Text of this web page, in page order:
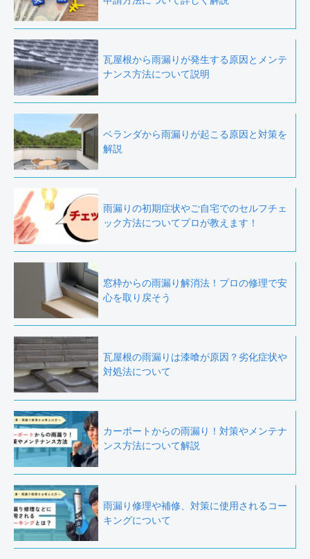
瓦屋根から雨漏りが発生する原因とメンテ
ナンス方法について説明
ベランダから雨漏りが起こる原因と対策を
解説
雨漏りの初期症状やご自宅でのセルフチェ
ック方法についてプロが教えます！
窓枠からの雨漏り解消法！プロの修理で安
心を取り戻そう
瓦屋根の雨漏りは漆喰が原因？劣化症状や
対処法について
カーポートからの雨漏り！対策やメンテナ
ンス方法について解説
雨漏り修理や補修、対策に使用されるコー
キングについて